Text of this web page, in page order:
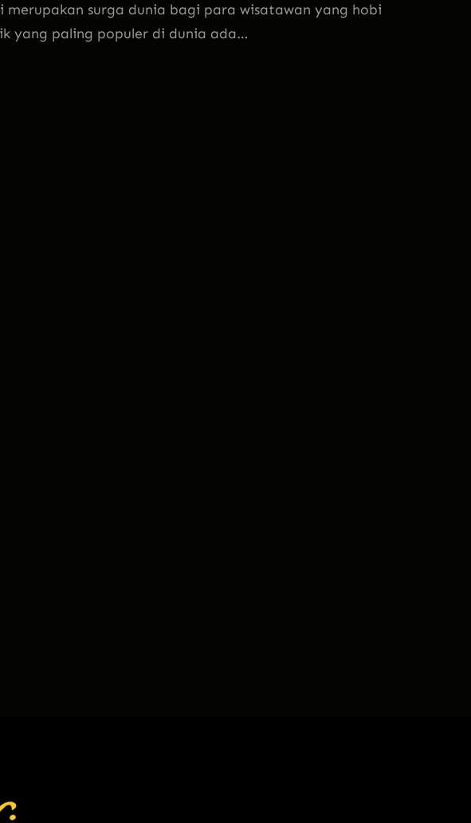
surga dunia bagi para wisatawan yang hobi
yang paling populer di dunia ada…